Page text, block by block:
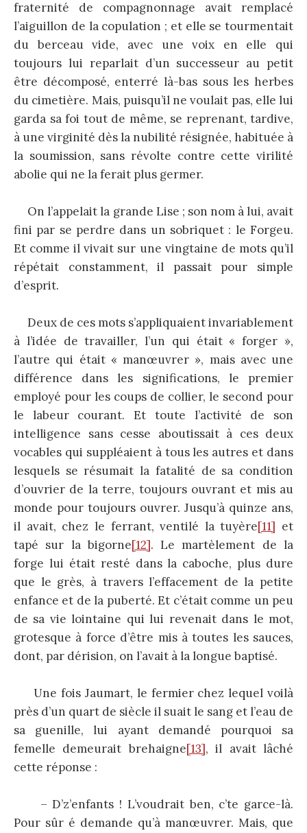
fraternité de compagnonnage avait remplacé
l’aiguillon de la copulation ; et elle se tourmentait
du berceau vide, avec une voix en elle qui
toujours lui reparlait d’un successeur au petit
être décomposé, enterré là-bas sous les herbes
du cimetière. Mais, puisqu’il ne voulait pas, elle lui
garda sa foi tout de même, se reprenant, tardive,
à une virginité dès la nubilité résignée, habituée à
la soumission, sans révolte contre cette virilité
abolie qui ne la ferait plus germer.
On l’appelait la grande Lise ; son nom à lui, avait
fini par se perdre dans un sobriquet : le Forgeu.
Et comme il vivait sur une vingtaine de mots qu’il
répétait constamment, il passait pour simple
d’esprit.
Deux de ces mots s’appliquaient invariablement
à l’idée de travailler, l’un qui était « forger »,
l’autre qui était « manœuvrer », mais avec une
différence dans les significations, le premier
employé pour les coups de collier, le second pour
le labeur courant. Et toute l’activité de son
intelligence sans cesse aboutissait à ces deux
vocables qui suppléaient à tous les autres et dans
lesquels se résumait la fatalité de sa condition
d’ouvrier de la terre, toujours ouvrant et mis au
monde pour toujours ouvrer. Jusqu’à quinze ans,
il avait, chez le ferrant, ventilé la tuyère[11] et
tapé sur la bigorne[12]. Le martèlement de la
forge lui était resté dans la caboche, plus dure
que le grès, à travers l’effacement de la petite
enfance et de la puberté. Et c’était comme un peu
de sa vie lointaine qui lui revenait dans le mot,
grotesque à force d’être mis à toutes les sauces,
dont, par dérision, on l’avait à la longue baptisé.
Une fois Jaumart, le fermier chez lequel voilà
près d’un quart de siècle il suait le sang et l’eau de
sa guenille, lui ayant demandé pourquoi sa
femelle demeurait brehaigne[13], il avait lâché
cette réponse :
– D’z’enfants ! L’voudrait ben, c’te garce-là.
Pour sûr é demande qu’à manœuvrer. Mais, que